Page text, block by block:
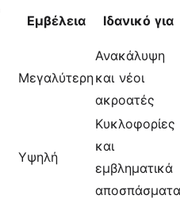
Εμβέλεια Ιδανικό για
Μεγαλύτερη
Ανακάλυψη
και νέοι
ακροατές
Υψηλή
Κυκλοφορίες
και
εμβληματικά
αποσπάσματα